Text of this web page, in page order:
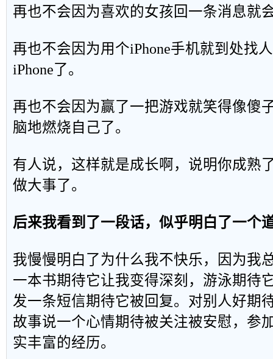
再也不会因为喜欢的女孩回一条消息就
再也不会因为用个iPhone手机就到处找
iPhone了。
再也不会因为赢了一把游戏就笑得像傻
脑地燃烧自己了。
有人说，这样就是成长啊，说明你成熟
做大事了。
后来我看到了一段话，似乎明白了一个
我慢慢明白了为什么我不快乐，因为我
一本书期待它让我变得深刻，游泳期待
发一条短信期待它被回复。对别人好期
故事说一个心情期待被关注被安慰，参
实丰富的经历。